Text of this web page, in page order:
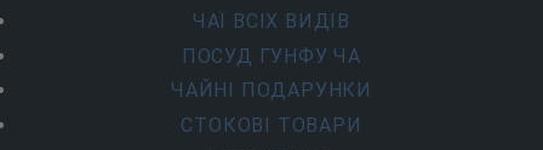
ЧАЇ ВСІХ ВИДІВ
ПОСУД ГУНФУ ЧА
ЧАЙНІ ПОДАРУНКИ
СТОКОВІ ТОВАРИ